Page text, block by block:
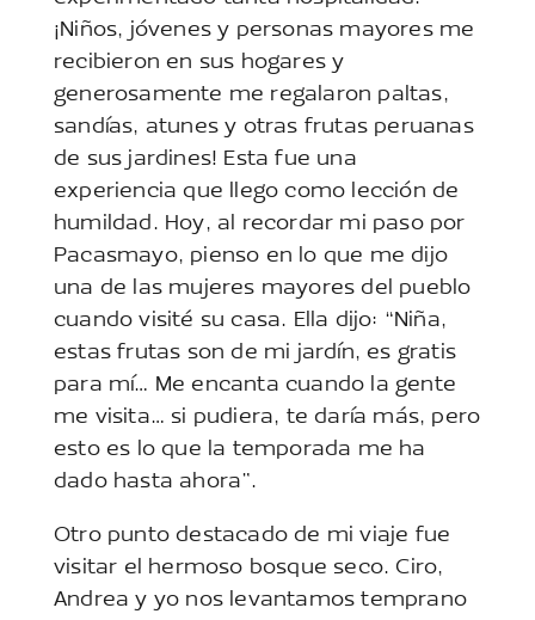
¡Niños, jóvenes y personas mayores me
recibieron en sus hogares y
generosamente me regalaron paltas,
sandías, atunes y otras frutas peruanas
de sus jardines! Esta fue una
experiencia que llego como lección de
humildad. Hoy, al recordar mi paso por
Pacasmayo, pienso en lo que me dijo
una de las mujeres mayores del pueblo
cuando visité su casa. Ella dijo: “Niña,
estas frutas son de mi jardín, es gratis
para mí… Me encanta cuando la gente
me visita… si pudiera, te daría más, pero
esto es lo que la temporada me ha
dado hasta ahora”.
Otro punto destacado de mi viaje fue
visitar el hermoso bosque seco. Ciro,
Andrea y yo nos levantamos temprano